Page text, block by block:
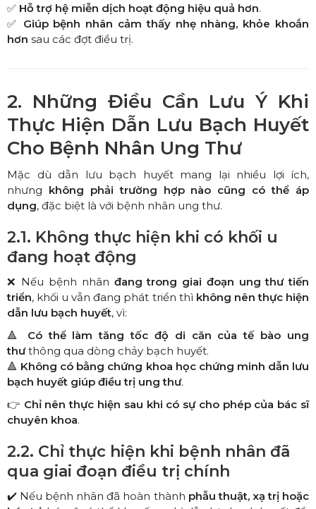
✅ Hỗ trợ hệ miễn dịch hoạt động hiệu quả hơn.
✅ Giúp bệnh nhân cảm thấy nhẹ nhàng, khỏe khoắn
hơn sau các đợt điều trị.
2. Những Điều Cần Lưu Ý Khi
Thực Hiện Dẫn Lưu Bạch Huyết
Cho Bệnh Nhân Ung Thư
Mặc dù dẫn lưu bạch huyết mang lại nhiều lợi ích,
nhưng không phải trường hợp nào cũng có thể áp
dụng, đặc biệt là với bệnh nhân ung thư.
2.1. Không thực hiện khi có khối u
đang hoạt động
❌ Nếu bệnh nhân đang trong giai đoạn ung thư tiến
triển, khối u vẫn đang phát triển thì không nên thực hiện
dẫn lưu bạch huyết, vì:
🔺 Có thể làm tăng tốc độ di căn của tế bào ung
thưthông qua dòng chảy bạch huyết.
🔺 Không có bằng chứng khoa học chứng minh dẫn lưu
bạch huyết giúp điều trị ung thư.
👉 Chỉ nên thực hiện sau khi có sự cho phép của bác sĩ
chuyên khoa.
2.2. Chỉ thực hiện khi bệnh nhân đã
qua giai đoạn điều trị chính
✔️ Nếu bệnh nhân đã hoàn thành phẫu thuật, xạ trị hoặc